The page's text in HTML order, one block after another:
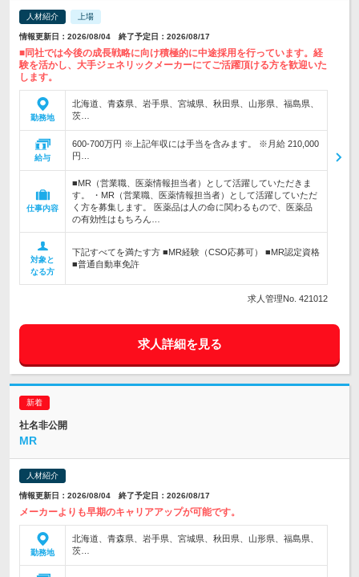
人材紹介 上場
情報更新日：2026/08/04 終了予定日：2026/08/17
■同社では今後の成長戦略に向け積極的に中途採用を行っています。経
験を活かし、大手ジェネリックメーカーにてご活躍頂ける方を歓迎いた
します。
勤務地
北海道、青森県、岩手県、宮城県、秋田県、山形県、福島県、
茨…
給与
600-700万円 ※上記年収には手当を含みます。 ※月給 210,000
円…
仕事内容
■MR（営業職、医薬情報担当者）として活躍していただきま
す。 ・MR（営業職、医薬情報担当者）として活躍していただ
く方を募集します。 医薬品は人の命に関わるもので、医薬品
の有効性はもちろん…
対象と
なる方
下記すべてを満たす方 ■MR経験（CSO応募可） ■MR認定資格
■普通自動車免許
求人管理No. 421012
求人詳細を見る
社名非公開
MR
人材紹介
情報更新日：2026/08/04 終了予定日：2026/08/17
メーカーよりも早期のキャリアアップが可能です。
勤務地
北海道、青森県、岩手県、宮城県、秋田県、山形県、福島県、
茨…